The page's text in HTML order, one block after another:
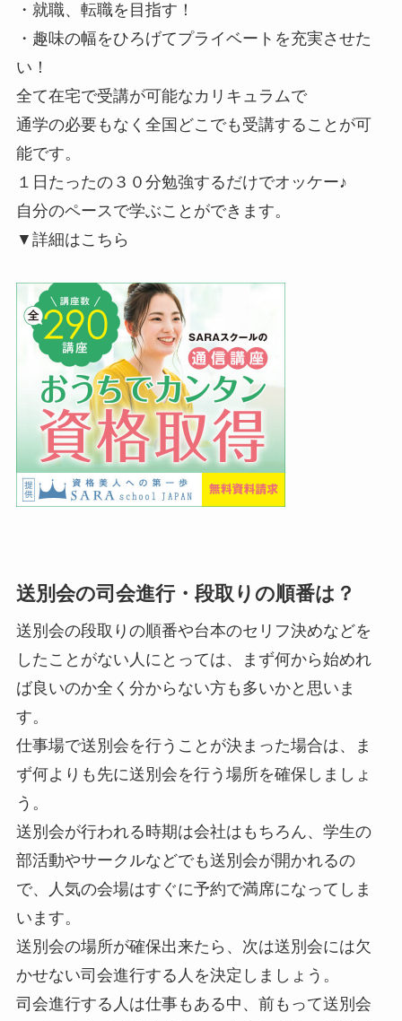
・就職、転職を目指す！
・趣味の幅をひろげてプライベートを充実させた
い！
全て在宅で受講が可能なカリキュラムで
通学の必要もなく全国どこでも受講することが可
能です。
１日たったの３０分勉強するだけでオッケー♪
自分のペースで学ぶことができます。
▼詳細はこちら
送別会の司会進行・段取りの順番は？
送別会の段取りの順番や台本のセリフ決めなどを
したことがない人にとっては、まず何から始めれ
ば良いのか全く分からない方も多いかと思いま
す。
仕事場で送別会を行うことが決まった場合は、ま
ず何よりも先に送別会を行う場所を確保しましょ
う。
送別会が行われる時期は会社はもちろん、学生の
部活動やサークルなどでも送別会が開かれるの
で、人気の会場はすぐに予約で満席になってしま
います。
送別会の場所が確保出来たら、次は送別会には欠
かせない司会進行する人を決定しましょう。
司会進行する人は仕事もある中、前もって送別会